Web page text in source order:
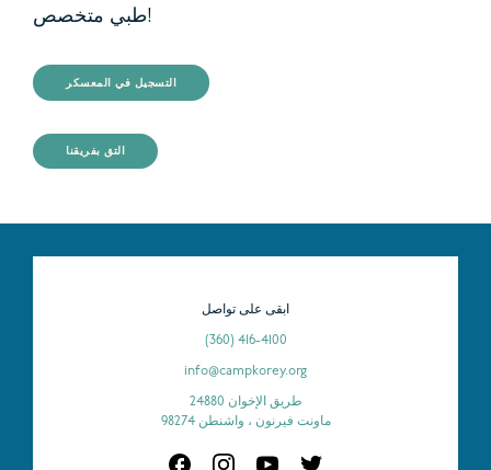
طبي متخصص!
التسجيل في المعسكر
التق بفريقنا
ابقى على تواصل
(360) 416-4100
info@campkorey.org
24880 طريق الإخوان
ماونت فيرنون ، واشنطن 98274